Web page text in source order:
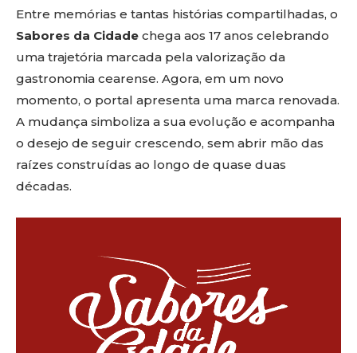
Entre memórias e tantas histórias compartilhadas, o
Sabores da Cidade chega aos 17 anos celebrando
uma trajetória marcada pela valorização da
gastronomia cearense. Agora, em um novo
momento, o portal apresenta uma marca renovada.
A mudança simboliza a sua evolução e acompanha
o desejo de seguir crescendo, sem abrir mão das
raízes construídas ao longo de quase duas
décadas.